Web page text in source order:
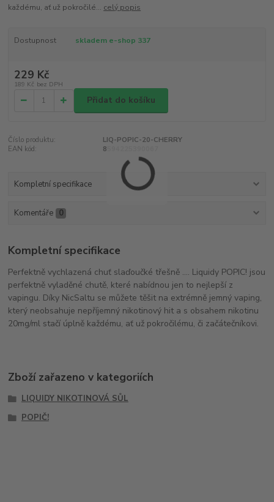
každému, ať už pokročilé... celý popis
Dostupnost skladem e-shop 337
229 Kč
189 Kč bez DPH
Přidat do košíku
Číslo produktu:
LIQ-POPIC-20-CHERRY
EAN kód:
8594225390067
Kompletní specifikace
Komentáře 0
Kompletní specifikace
Perfektně vychlazená chuť slaďoučké třešně .... Liquidy POPIC! jsou
perfektně vyladěné chutě, které nabídnou jen to nejlepší z
vapingu. Díky NicSaltu se můžete těšit na extrémně jemný vaping,
který neobsahuje nepříjemný nikotinový hit a s obsahem nikotinu
20mg/ml stačí úplně každému, ať už pokročilému, či začátečníkovi.
Zboží zařazeno v kategoriích
LIQUIDY NIKOTINOVÁ SŮL
POPIČ!